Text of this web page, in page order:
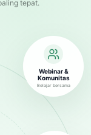
tepat.
Webinar &
Komunitas
Belajar bersama